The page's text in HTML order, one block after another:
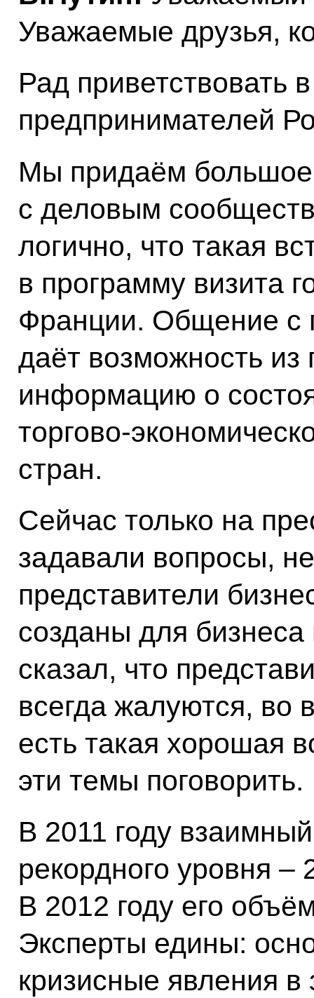
Уважаемые друзья,
Рад приветствовать
предпринимателей
Мы придаём большое
с деловым
логично, что такая
в программу визита
Франции. Общение с
даёт возможность из
информацию о
торгово-
стран.
Сейчас только на
задавали вопросы,
представители
созданы для
сказал, что
всегда жалуются, во
есть такая хорошая
эти темы поговорить.
В 2011 году
рекордного уровня
В 2012 году его
Эксперты едины:
кризисные явления